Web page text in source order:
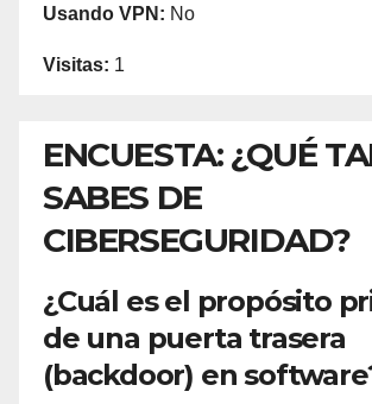
Usando VPN: No
Visitas: 1
ENCUESTA: ¿QUÉ
SABES DE
CIBERSEGURIDAD?
¿Cuál es el propósito
de una puerta trasera
(backdoor) en